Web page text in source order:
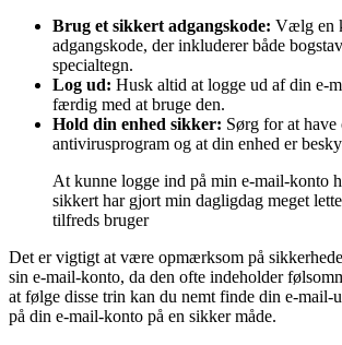
Brug et sikkert adgangskode: Vælg en
adgangskode, der inkluderer både
specialtegn.
Log ud: Husk altid at logge ud af din e-
færdig med at bruge den.
Hold din enhed sikker: Sørg for at have
antivirusprogram og at din enhed er
At kunne logge ind på min e-mail-konto
sikkert har gjort min dagligdag meget
tilfreds bruger
Det er vigtigt at være opmærksom på
sin e-mail-konto, da den ofte indeholder
at følge disse trin kan du nemt finde din e-mail-
på din e-mail-konto på en sikker måde.